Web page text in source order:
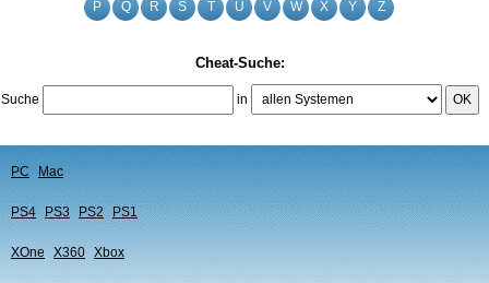
P
Q R S T U V W X Y Z
Cheat-Suche:
Suche in OK
PC Mac
PS4 PS3 PS2 PS1
XOne X360 Xbox